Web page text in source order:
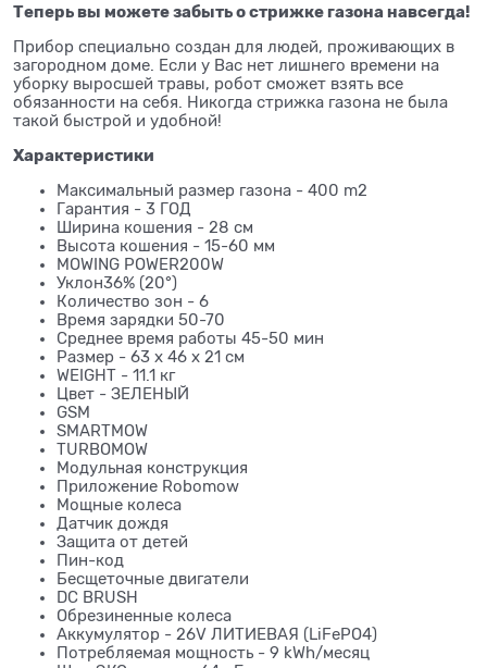
Теперь вы можете забыть о стрижке газона навсегда!
Прибор специально создан для людей, проживающих в
загородном доме. Если у Вас нет лишнего времени на
уборку выросшей травы, робот сможет взять все
обязанности на себя. Никогда стрижка газона не была
такой быстрой и удобной!
Характеристики
Максимальный размер газона - 400 m2
Гарантия - 3 ГОД
Ширина кошения - 28 см
Высота кошения - 15-60 мм
MOWING POWER200W
Уклон36% (20°)
Количество зон - 6
Время зарядки 50-70
Среднее время работы 45-50 мин
Размер - 63 x 46 x 21 см
WEIGHT - 11.1 кг
Цвет - ЗЕЛЕНЫЙ
GSM
SMARTMOW
TURBOMOW
Модульная конструкция
Приложение Robomow
Мощные колеса
Датчик дождя
Защита от детей
Пин-код
Бесщеточные двигатели
DC BRUSH
Обрезиненные колеса
Аккумулятор - 26V ЛИТИЕВАЯ (LiFePO4)
Потребляемая мощность - 9 kWh/месяц